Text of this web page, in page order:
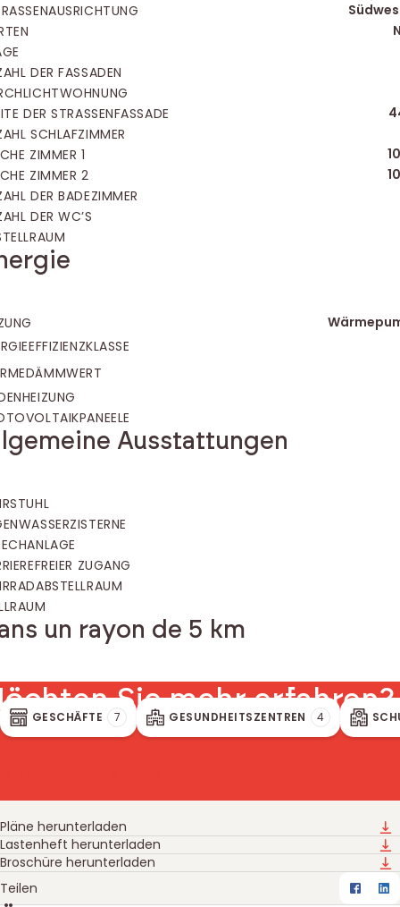
Downloads
Pläne herunterladen
Lastenheft herunterladen
Broschüre herunterladen
Teilen
DER FASSADEN
DER STRASSENFASSADE
SCHLAFZIMMER
ZIMMER 1
ZIMMER 2
DER BADEZIMMER
DER WC’S
Ausstattungen
ZUGANG
un rayon de 5 km
GESCHÄFTE 7 GESUNDHEITSZENTREN 4
Sie mehr erfahren?